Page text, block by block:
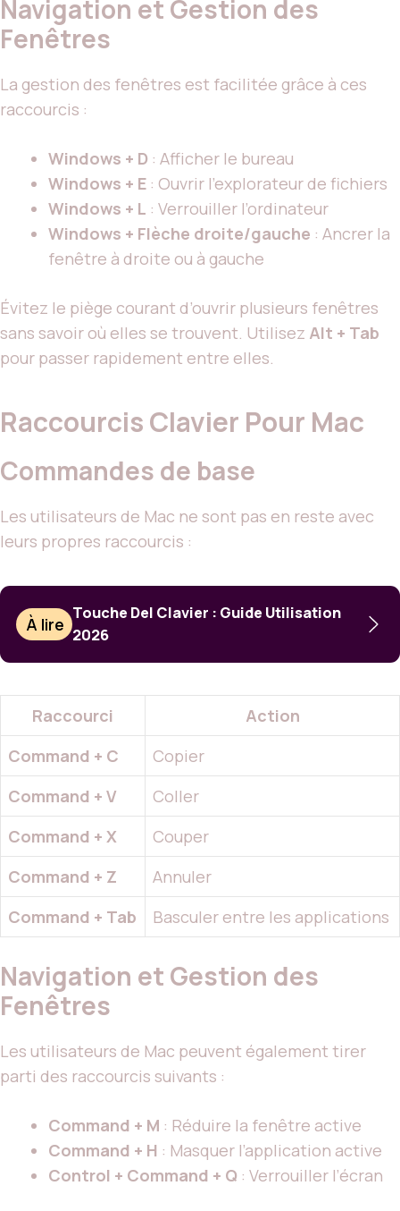
Navigation et Gestion des
Fenêtres
La gestion des fenêtres est facilitée grâce à ces
raccourcis :
Windows + D : Afficher le bureau
Windows + E : Ouvrir l’explorateur de fichiers
Windows + L : Verrouiller l’ordinateur
Windows + Flèche droite/gauche : Ancrer la
fenêtre à droite ou à gauche
Évitez le piège courant d’ouvrir plusieurs fenêtres
sans savoir où elles se trouvent. Utilisez Alt + Tab
pour passer rapidement entre elles.
Raccourcis Clavier Pour Mac
Commandes de base
Les utilisateurs de Mac ne sont pas en reste avec
leurs propres raccourcis :
À lire
Touche Del Clavier : Guide Utilisation
2026
Raccourci
Action
Command + C
Copier
Command + V
Coller
Command + X
Couper
Command + Z
Annuler
Command + Tab
Basculer entre les applications
Navigation et Gestion des
Fenêtres
Les utilisateurs de Mac peuvent également tirer
parti des raccourcis suivants :
Command + M : Réduire la fenêtre active
Command + H : Masquer l’application active
Control + Command + Q : Verrouiller l’écran